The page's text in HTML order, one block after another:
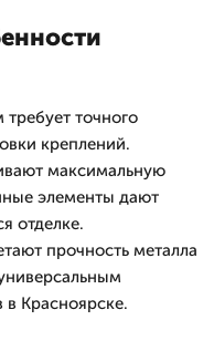
точного
креплений.
максимальную
элементы дают
отделке.
прочность металла
Красноярске.